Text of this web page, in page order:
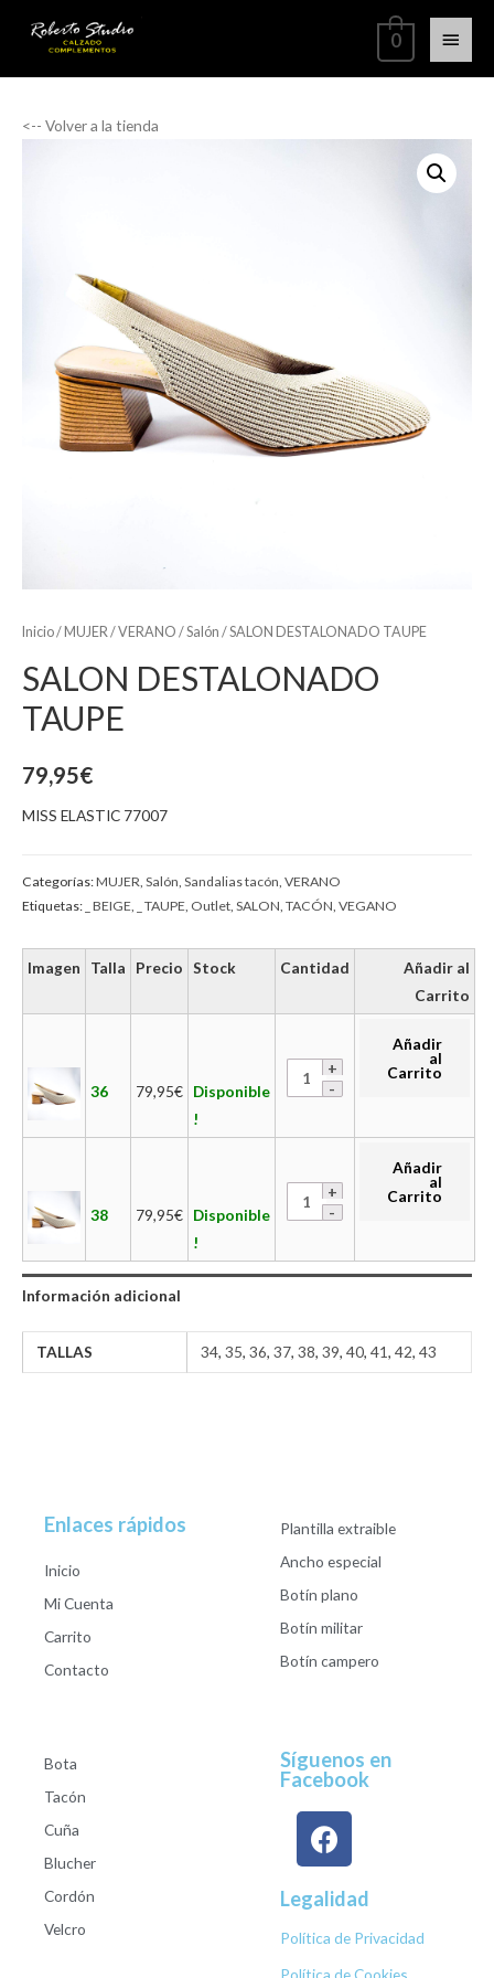
0
<-- Volver a la tienda
Inicio/ MUJER /VERANO /Salón / SALON DESTALONADO TAUPE
SALON DESTALONADO
TAUPE
79,95€
MISS ELASTIC 77007
Categorías:MUJER Salón Sandalias tacón VERANO
Etiquetas: _ BEIGE _ TAUPE Outlet SALON TACÓN VEGANO
Imagen Talla Precio Stock Cantidad
Añadir al
Carrito
36 79,95€ Disponible
!
Añadir
al
Carrito
38 79,95€ Disponible
!
Añadir
al
Carrito
Información adicional
TALLAS 34,35,36,37,38,39,40,41,42,43
Enlaces rápidos
Inicio
Mi Cuenta
Carrito
Contacto
Plantilla extraible
Ancho especial
Botín plano
Botín militar
Botín campero
Bota
Tacón
Cuña
Blucher
Cordón
Velcro
Síguenos en
Facebook
Legalidad
Política de Privacidad